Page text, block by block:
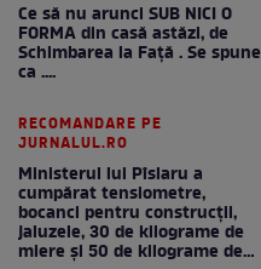
Ce să nu arunci SUB NICI O
FORMA din casă astăzi, de
Schimbarea la Față . Se spune
ca ....
RECOMANDARE PE
JURNALUL.RO
Ministerul lui Pîslaru a
cumpărat tensiometre,
bocanci pentru construcții,
jaluzele, 30 de kilograme de
miere și 50 de kilograme de